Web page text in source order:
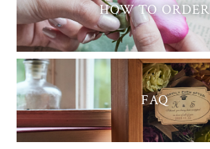
HOW TO ORDER
FAQ